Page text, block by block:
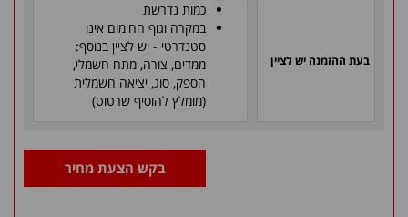
בעת ההזמנה יש לציין
כמות נדרשת
במקרה וגוף החימום אינו
סטנדרטי - יש לציין בנוסף:
ממדים, צורה, מתח חשמלי,
הספק, סוג, יציאה חשמלית
(מומלץ להוסיף שרטוט)
בקש הצעת מחיר